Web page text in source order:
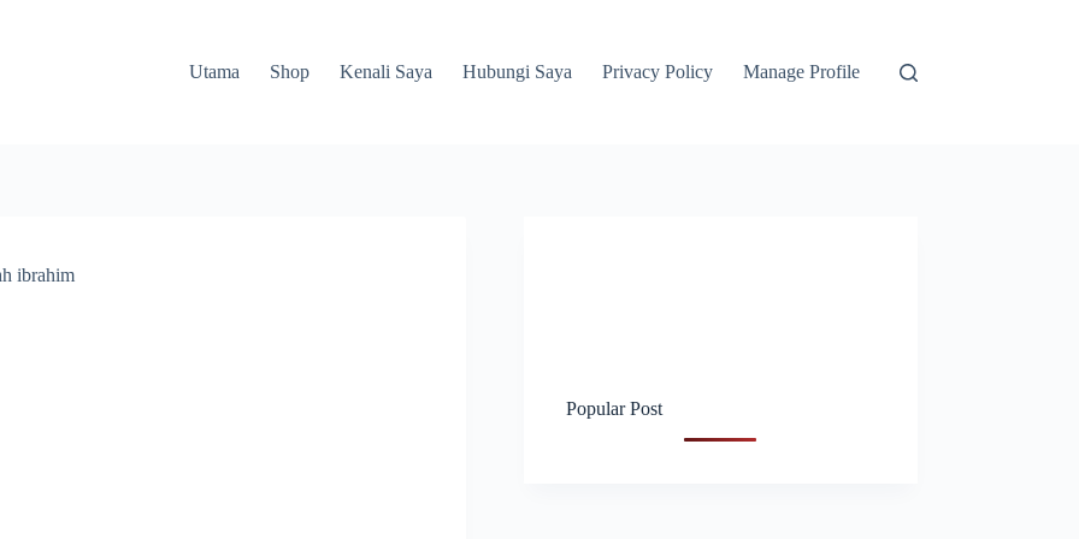
Utama Shop Kenali Saya Hubungi Saya Privacy Policy Manage Profile
Popular Post